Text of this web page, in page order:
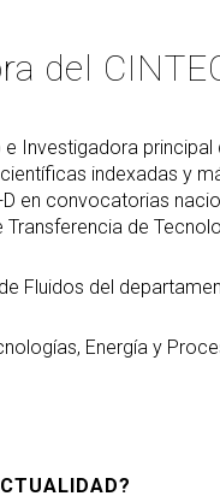
del
Investigadora
indexadas y
convocatorias
de
Fluidos del
Energía y